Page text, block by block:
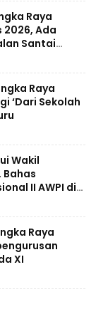
Raya
2026, Ada
Santai
Raya
‘Dari Sekolah
Wakil
Bahas
II AWPI di
Raya
XI